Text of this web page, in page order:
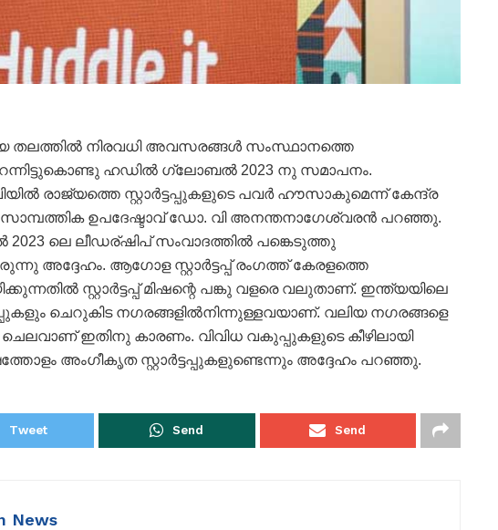
തലത്തിൽ നിരവധി അവസരങ്ങൾ സംസ്ഥാനത്തെ
ഹഡിൽ ഗ്ലോബൽ 2023 നു സമാപനം.
രാജ്യത്തെ സ്റ്റാർട്ടപ്പുകളുടെ പവർ ഹൗസാകുമെന്ന് കേന്ദ്ര
സാമ്പത്തിക ഉപദേഷ്ടാവ് ഡോ. വി അനന്തനാഗേശ്വരൻ പറഞ്ഞു.
ലെ ലീഡര്ഷിപ് സംവാദത്തിൽ പങ്കെടുത്തു
അദ്ദേഹം. ആഗോള സ്റ്റാർട്ടപ്പ് രംഗത്ത് കേരളത്തെ
സ്റ്റാർട്ടപ്പ് മിഷന്റെ പങ്കു വളരെ വലുതാണ്. ഇന്ത്യയിലെ
ചെറുകിട നഗരങ്ങളിൽനിന്നുള്ളവയാണ്. വലിയ നഗരങ്ങളെ
ഇതിനു കാരണം. വിവിധ വകുപ്പുകളുടെ കീഴിലായി
അംഗീകൃത സ്റ്റാർട്ടപ്പുകളുണ്ടെന്നും അദ്ദേഹം പറഞ്ഞു.
Tweet Send Send
News